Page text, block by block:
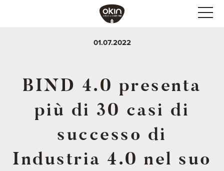
01.07.2022
BIND 4.0 presenta
più di 30 casi di
successo di
Industria 4.0 nel suo